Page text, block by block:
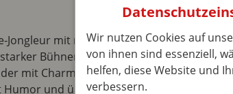
Wir nutzen Cookies auf
von ihnen sind essenziell,
helfen, diese Website und
verbessern.
Jongleur mit rasanten Tricks und
Bühnenpräsenz (Bekannt aus The
mit Charme und Witz durch den Abend
und überraschenden Dialogen